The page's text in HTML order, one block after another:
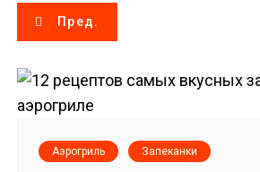
Н
а
в
Пред.
Аэрогриль Запеканки